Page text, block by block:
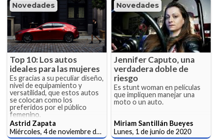
Novedades
Top 10: Los autos
ideales para las mujeres
Es gracias a su peculiar diseño,
nivel de equipamiento y
versatilidad, que estos autos
se colocan como los
preferidos por el público
femenino.
Astrid Zapata
Miércoles, 4 de noviembre de 2020
Novedades
Jennifer Caputo, una
verdadera doble de
riesgo
Es stunt woman en películas
que impliquen manejar una
moto o un auto.
Miriam Santillán Bueyes
Lunes, 1 de junio de 2020